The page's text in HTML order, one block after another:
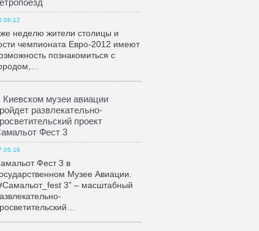
неделю жители столицы и
чемпионата Евро-2012 имеют
познакомиться с
Киевском музеи авиации
развлекательно-
проект
Фест 3
Фест 3 в
Музее Авиации.
3” – масштабный